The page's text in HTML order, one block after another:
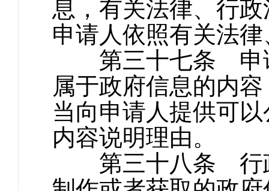
息，有关法律、行
申请人依照有关法
第三十七条 申请
属于政府信息的内
当向申请人提供可
内容说明理由。
第三十八条 行政